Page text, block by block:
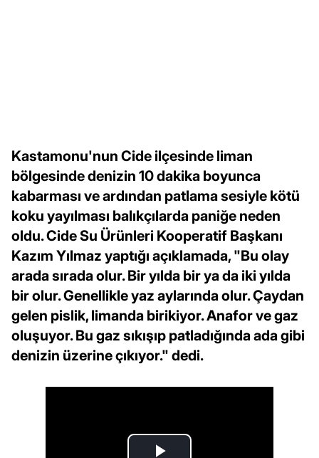
Kastamonu'nun Cide ilçesinde liman
bölgesinde denizin 10 dakika boyunca
kabarması ve ardından patlama sesiyle kötü
koku yayılması balıkçılarda paniğe neden
oldu. Cide Su Ürünleri Kooperatif Başkanı
Kazım Yılmaz yaptığı açıklamada, "Bu olay
arada sırada olur. Bir yılda bir ya da iki yılda
bir olur. Genellikle yaz aylarında olur. Çaydan
gelen pislik, limanda birikiyor. Anafor ve gaz
oluşuyor. Bu gaz sıkışıp patladığında ada gibi
denizin üzerine çıkıyor." dedi.